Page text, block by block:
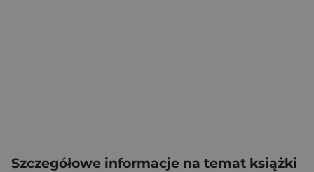
Szczegółowe informacje na temat książki